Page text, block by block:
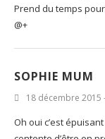
Prend du temps
@+
SOPHIE MUM
18 décembre 2015
Oh oui c’est